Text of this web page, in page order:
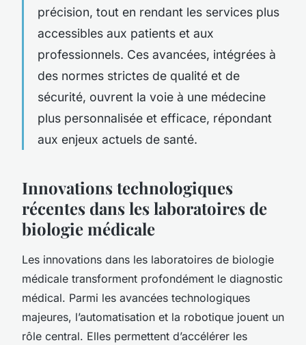
précision, tout en rendant les services plus
accessibles aux patients et aux
professionnels. Ces avancées, intégrées à
des normes strictes de qualité et de
sécurité, ouvrent la voie à une médecine
plus personnalisée et efficace, répondant
aux enjeux actuels de santé.
Innovations technologiques
récentes dans les laboratoires de
biologie médicale
Les innovations dans les laboratoires de biologie
médicale transforment profondément le diagnostic
médical. Parmi les avancées technologiques
majeures, l’automatisation et la robotique jouent un
rôle central. Elles permettent d’accélérer les